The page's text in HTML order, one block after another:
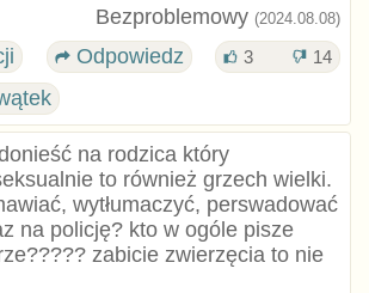
Bezproblemowy (2024.08.08)
Odpowiedz 3 14
na rodzica który
to również grzech wielki.
wytłumaczyć, perswadować
na policję? kto w ogóle pisze
zabicie zwierzęcia to nie